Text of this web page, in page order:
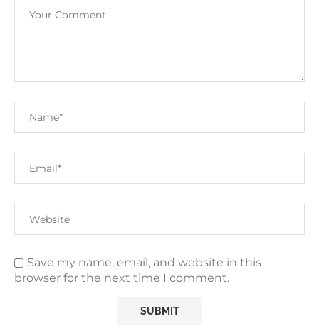
Save my name, email, and website in this
browser for the next time I comment.